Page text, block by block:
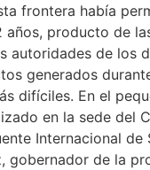
frontera había
años, producto de
autoridades de los
generados
difíciles. En el
en la sede del
Internacional de
gobernador de la